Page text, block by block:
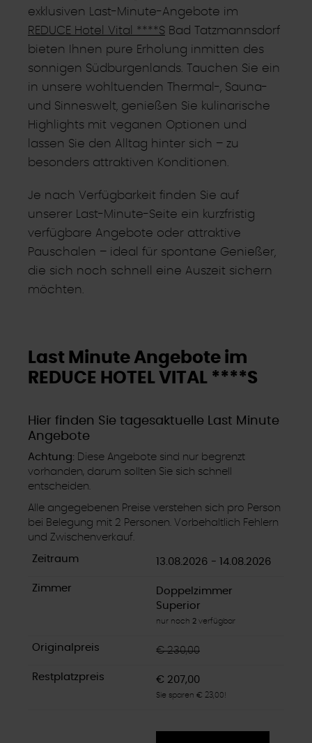
exklusiven Last-Minute-Angebote im
REDUCE Hotel Vital ****S Bad Tatzmannsdorf
bieten Ihnen pure Erholung inmitten des
sonnigen Südburgenlands. Tauchen Sie ein
in unsere wohltuenden Thermal-, Sauna-
und Sinneswelt, genießen Sie kulinarische
Highlights mit veganen Optionen und
lassen Sie den Alltag hinter sich – zu
besonders attraktiven Konditionen.
Je nach Verfügbarkeit finden Sie auf
unserer Last-Minute-Seite ein kurzfristig
verfügbare Angebote oder attraktive
Pauschalen – ideal für spontane Genießer,
die sich noch schnell eine Auszeit sichern
möchten.
Last Minute Angebote im
REDUCE HOTEL VITAL ****S
Hier finden Sie tagesaktuelle Last Minute
Angebote
Achtung: Diese Angebote sind nur begrenzt
vorhanden, darum sollten Sie sich schnell
entscheiden.
Alle angegebenen Preise verstehen sich pro Person
bei Belegung mit 2 Personen. Vorbehaltlich Fehlern
und Zwischenverkauf.
13.08.2026 - 14.08.2026
Doppelzimmer
Superior
nur noch 2 verfügbar
€ 230,00
€ 207,00
Sie sparen € 23,00!